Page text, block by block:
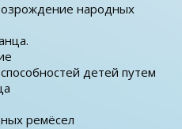
народных
детей путем
ремёсел